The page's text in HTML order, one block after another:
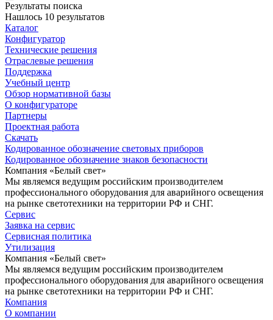
Результаты поиска
Нашлось 10 результатов
Каталог
Конфигуратор
Технические решения
Отраслевые решения
Поддержка
Учебный центр
Обзор нормативной базы
О конфигураторе
Партнеры
Проектная работа
Скачать
Кодированное обозначение световых приборов
Кодированное обозначение знаков безопасности
Компания «Белый свет»
Мы являемся ведущим российским производителем
профессионального оборудования для аварийного освещения
на рынке светотехники на территории РФ и СНГ.
Сервис
Заявка на сервис
Сервисная политика
Утилизация
Компания «Белый свет»
Мы являемся ведущим российским производителем
профессионального оборудования для аварийного освещения
на рынке светотехники на территории РФ и СНГ.
Компания
О компании